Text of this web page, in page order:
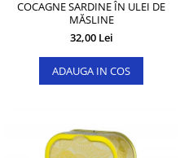
COCAGNE SARDINE ÎN ULEI DE
MĂSLINE
32,00 Lei
ADAUGA IN COS